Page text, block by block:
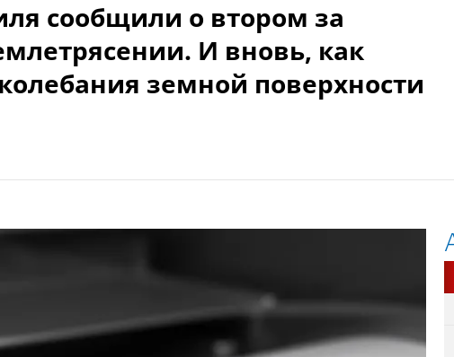
сообщили о втором за
И вновь, как
земной поверхности